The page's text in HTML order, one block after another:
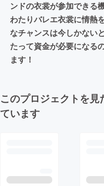
ンドの衣裳が参加できる
わたりバレエ衣裳に情熱
なチャンスは今しかない
たって資金が必要になる
ます！
このプロジェクトを
ています